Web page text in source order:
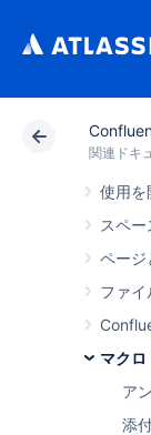
関連ドキ
使用を
スペー
ページ
ファイ
マクロ
ア
添
アトラシ
フ
表
ファイル
Office ま
ができ
してか
して、ド